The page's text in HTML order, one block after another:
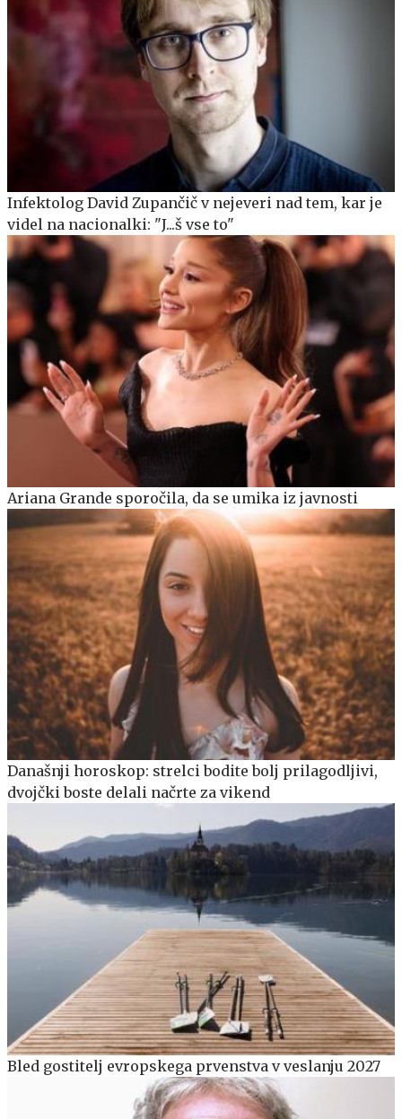
Infektolog David Zupančič v nejeveri nad tem, kar je
videl na nacionalki: "J...š vse to"
Ariana Grande sporočila, da se umika iz javnosti
Današnji horoskop: strelci bodite bolj prilagodljivi,
dvojčki boste delali načrte za vikend
Bled gostitelj evropskega prvenstva v veslanju 2027